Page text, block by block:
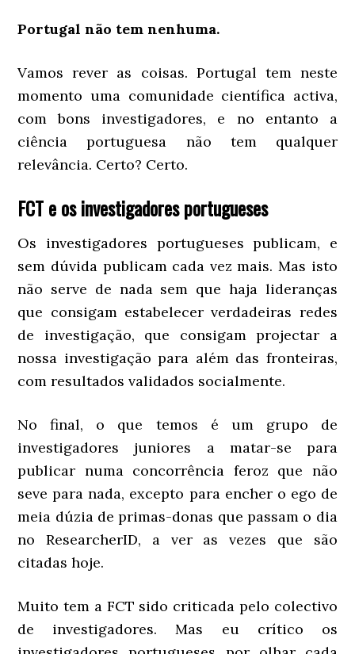
Portugal não tem nenhuma.
Vamos rever as coisas. Portugal tem neste
momento uma comunidade científica activa,
com bons investigadores, e no entanto a
ciência portuguesa não tem qualquer
relevância. Certo? Certo.
FCT e os investigadores portugueses
Os investigadores portugueses publicam, e
sem dúvida publicam cada vez mais. Mas isto
não serve de nada sem que haja lideranças
que consigam estabelecer verdadeiras redes
de investigação, que consigam projectar a
nossa investigação para além das fronteiras,
com resultados validados socialmente.
No final, o que temos é um grupo de
investigadores juniores a matar-se para
publicar numa concorrência feroz que não
seve para nada, excepto para encher o ego de
meia dúzia de primas-donas que passam o dia
no ResearcherID, a ver as vezes que são
citadas hoje.
Muito tem a FCT sido criticada pelo colectivo
de investigadores. Mas eu crítico os